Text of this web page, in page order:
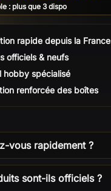
: plus que 3 dispo
rapide depuis la France
officiels & neufs
hobby spécialisé
renforcée des boîtes
vous rapidement ?
sont-ils officiels ?